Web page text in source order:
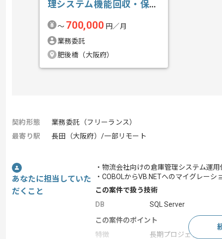
理システム機能回収・保守
〜 700,000 円／月
業務委託
肥後橋（大阪府）
契約形態
業務委託（フリーランス）
最寄り駅
長田（大阪府）/一部リモート
あなたに担当していた
だくこと
・物流会社向けの倉庫管理システム運
・COBOLからVB.NETへのマイグレー
この案件で扱う技術
DB
SQL Server
この案件のポイント
特徴
長期プロジェクト